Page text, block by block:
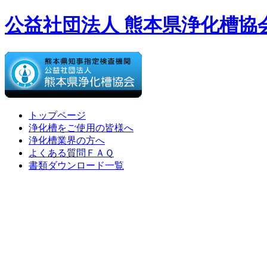
公益社団法人 熊本県浄化槽協
トップページ
浄化槽をご使用の皆様へ
浄化槽業界の方へ
よくある質問ＦＡＱ
書類ダウンロード一覧